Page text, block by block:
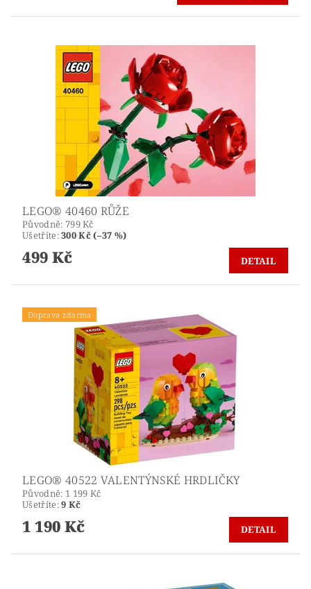
LEGO® 40460 RŮŽE
Původně: 799 Kč
Ušetříte:300 Kč (–37 %)
499 Kč DETAIL
Doprava zdarma
LEGO® 40522 VALENTÝNSKÉ HRDLIČKY
Původně: 1 199 Kč
Ušetříte:9 Kč
1 190 Kč DETAIL